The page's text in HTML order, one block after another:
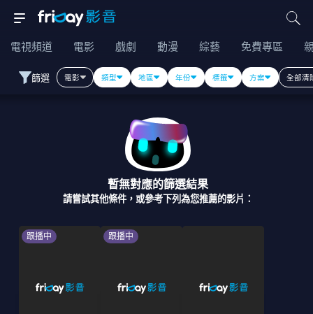
電視頻道 電影 戲劇 動漫 綜藝 免費專區
篩選 電影 類型 地區 年份 標籤 方案 全部清
暫無對應的篩選結果
請嘗試其他條件，或參考下列為您推薦的影片：
跟播中 跟播中